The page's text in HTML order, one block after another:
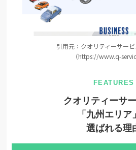
引用元：クオリティーサー
（https://www.q-
クオリティーサ
「九州エリア
選ばれる理